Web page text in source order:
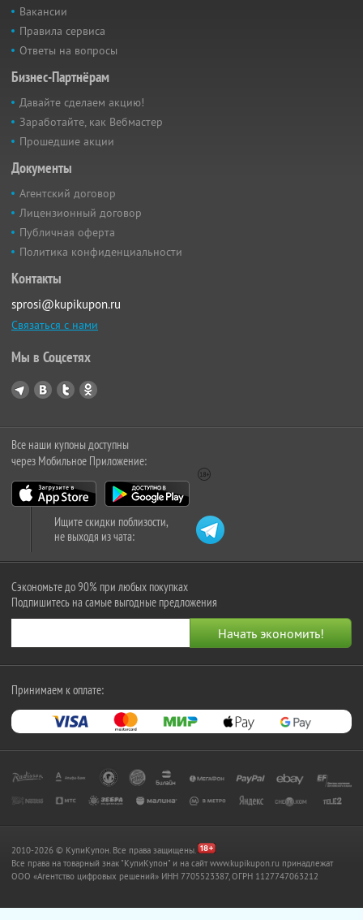
Вакансии
Правила сервиса
Ответы на вопросы
Бизнес-Партнёрам
Давайте сделаем акцию!
Заработайте, как Вебмастер
Прошедшие акции
Документы
Агентский договор
Лицензионный договор
Публичная оферта
Политика конфиденциальности
Контакты
sprosi@kupikupon.ru
Связаться с нами
Мы в Соцсетях
Все наши купоны доступны
через Мобильное Приложение:
Ищите скидки поблизости,
не выходя из чата:
Сэкономьте до 90% при любых покупках
Подпишитесь на самые выгодные предложения
Принимаем к оплате:
2010-2026 © КупиКупон. Все права защищены.
Все права на товарный знак "КупиКупон" и на сайт www.kupikupon.ru принадлежат
OOO «Агентство цифровых решений» ИНН 7705523387, ОГРН 1127747063212